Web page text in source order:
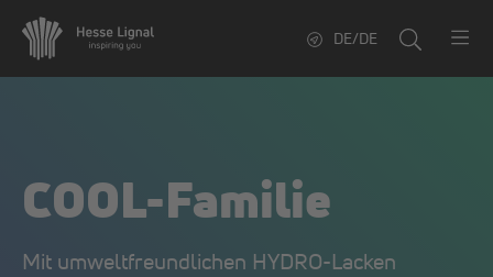
DE/DE
COOL-Familie
Mit umweltfreundlichen HYDRO-Lacken